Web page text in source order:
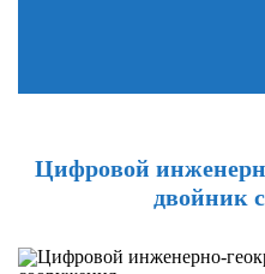
Цифровой
двойник